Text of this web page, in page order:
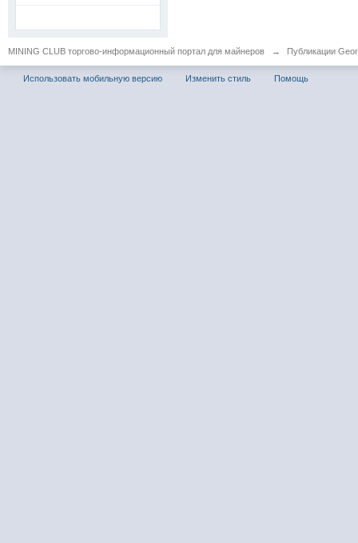
MINING CLUB торгово-информационный портал для майнеров → Публикации
Использовать мобильную версию Изменить стиль Помощь